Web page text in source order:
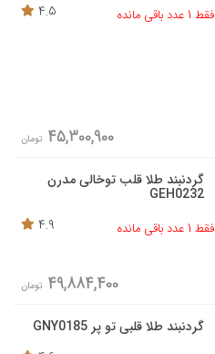
فقط 1 عدد باقی مانده
4.5
45,300,900 تومان
گردنبند طلا قلب توخالی مدرن
GEH0232
فقط 1 عدد باقی مانده
4.9
49,884,400 تومان
گردنبند طلا قلبی تو پر GNY0185